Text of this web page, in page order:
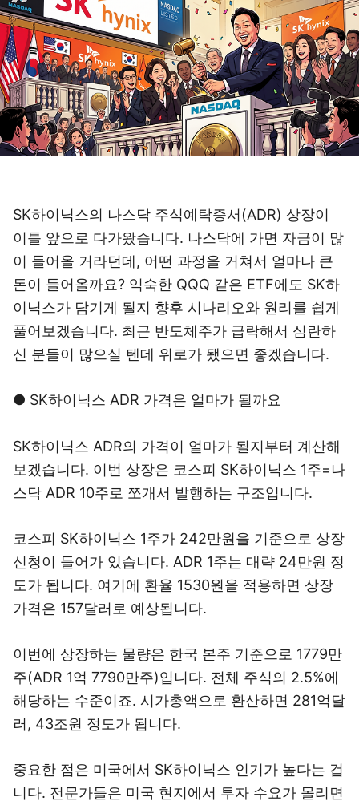
SK하이닉스의 나스닥 주식예탁증서(ADR) 상장이
이틀 앞으로 다가왔습니다. 나스닥에 가면 자금이 많
이 들어올 거라던데, 어떤 과정을 거쳐서 얼마나 큰
돈이 들어올까요? 익숙한 QQQ 같은 ETF에도 SK하
이닉스가 담기게 될지 향후 시나리오와 원리를 쉽게
풀어보겠습니다. 최근 반도체주가 급락해서 심란하
신 분들이 많으실 텐데 위로가 됐으면 좋겠습니다.
● SK하이닉스 ADR 가격은 얼마가 될까요
SK하이닉스 ADR의 가격이 얼마가 될지부터 계산해
보겠습니다. 이번 상장은 코스피 SK하이닉스 1주=나
스닥 ADR 10주로 쪼개서 발행하는 구조입니다.
코스피 SK하이닉스 1주가 242만원을 기준으로 상장
신청이 들어가 있습니다. ADR 1주는 대략 24만원 정
도가 됩니다. 여기에 환율 1530원을 적용하면 상장
가격은 157달러로 예상됩니다.
이번에 상장하는 물량은 한국 본주 기준으로 1779만
주(ADR 1억 7790만주)입니다. 전체 주식의 2.5%에
해당하는 수준이죠. 시가총액으로 환산하면 281억달
러, 43조원 정도가 됩니다.
중요한 점은 미국에서 SK하이닉스 인기가 높다는 겁
니다. 전문가들은 미국 현지에서 투자 수요가 몰리면